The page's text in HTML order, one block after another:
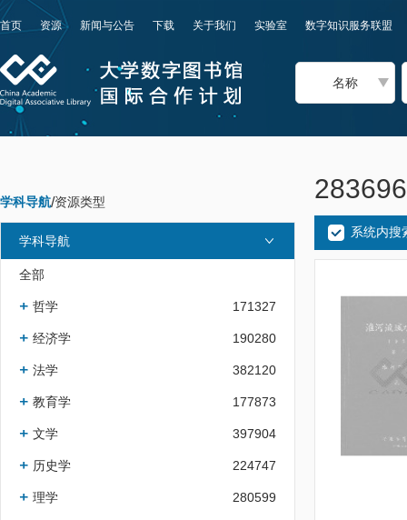
首页 资源 新闻与公告 下载 关于我们 实验室 数字知识服务联盟
名称
学科导航/资源类型
学科导航
全部
哲学 171327
经济学 190280
法学 382120
教育学 177873
文学 397904
历史学 224747
理学 280599
系统内搜